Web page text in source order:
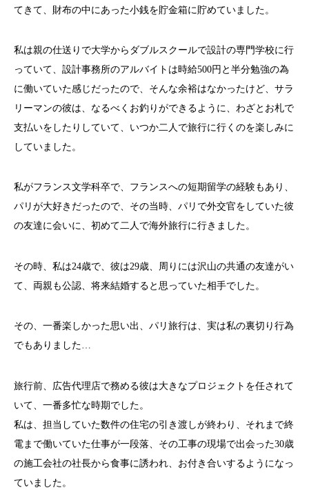
てきて、財布の中にあった小銭を貯金箱に貯めていました。
私は親の仕送りで大学からダブルスクールで設計の専門学校に行
っていて、設計事務所のアルバイトは時給500円と半分勉強の為
に働いていた感じだったので、そんな余裕はなかったけど、サラ
リーマンの彼は、なるべくお釣りができるように、わざとお札で
支払いをしたりしていて、いつか二人で旅行に行くのを楽しみに
していました。
私がフランス文学科卒で、フランスへの短期留学の経験もあり、
パリが大好きだったので、その当時、パリで外交官をしていた彼
の友達に会いに、初めて二人で海外旅行に行きました。
その時、私は24歳で、彼は29歳、周りには沢山の共通の友達がい
て、両親も公認、将来結婚すると思っていた相手でした。
その、一番楽しかった思い出、パリ旅行は、実は私の裏切り行為
でもありました…
旅行前、広告代理店で務める彼は大きなプロジェクトを任されて
いて、一番多忙な時期でした。
私は、担当していた数件の住宅の引き渡しが終わり、それまで終
電まで働いていた仕事が一段落、その工事の現場で出会った30歳
の施工会社の社長から食事に誘われ、お付き合いするようになっ
ていました。